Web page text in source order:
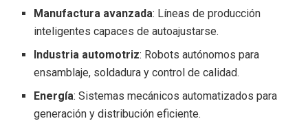
Manufactura avanzada: Líneas de producción
inteligentes capaces de autoajustarse.
Industria automotriz: Robots autónomos para
ensamblaje, soldadura y control de calidad.
Energía: Sistemas mecánicos automatizados para
generación y distribución eficiente.